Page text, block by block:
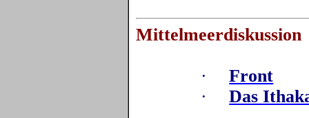
Mittelmeerdiskussion
·
Front
·
Das